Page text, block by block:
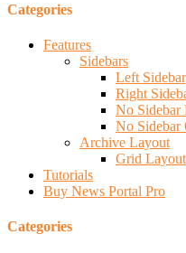
Categories
Features
Sidebars
Left Sidebar
Right
No Sidebar
No Sidebar
Archive Layout
Grid Layout
Tutorials
Buy News Portal Pro
Categories